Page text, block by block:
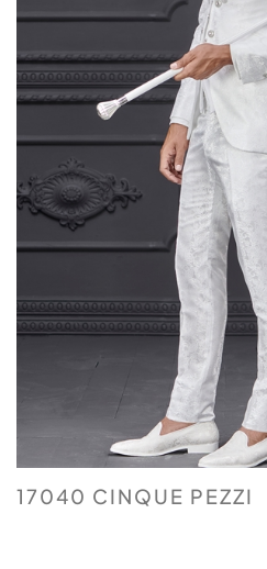
17040 CINQUE PEZZI